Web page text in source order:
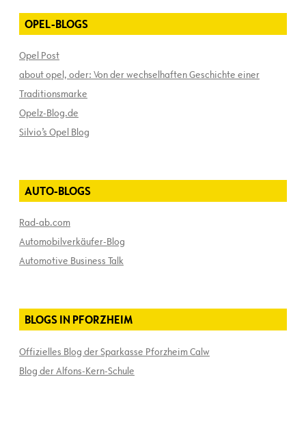
OPEL-BLOGS
Opel Post
about opel, oder: Von der wechselhaften Geschichte einer
Traditionsmarke
Opelz-Blog.de
Silvio’s Opel Blog
AUTO-BLOGS
Rad-ab.com
Automobilverkäufer-Blog
Automotive Business Talk
BLOGS IN PFORZHEIM
Offizielles Blog der Sparkasse Pforzheim Calw
Blog der Alfons-Kern-Schule